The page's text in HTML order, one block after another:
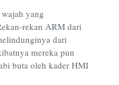
yang
rekan ARM dari
dari
mereka pun
buta oleh kader HMI